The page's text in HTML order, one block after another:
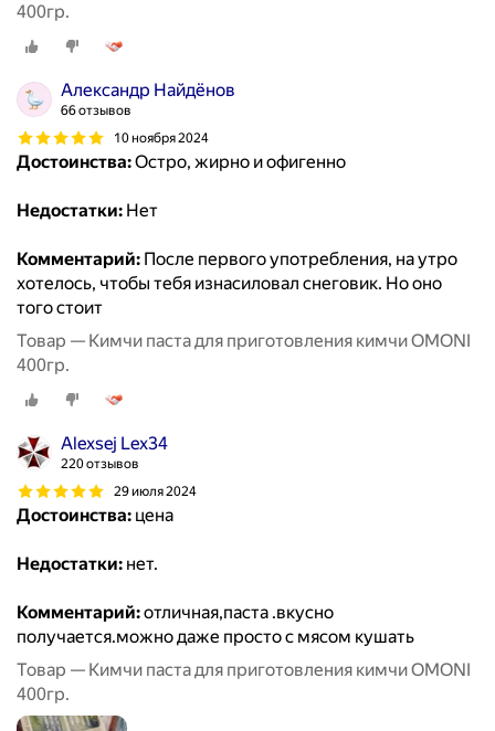
400гр.
Александр Найдёнов
66 отзывов
10 ноября 2024
Достоинства:Остро, жирно и офигенно
Недостатки: Нет
Комментарий: После первого употребления, на утро
хотелось, чтобы тебя изнасиловал снеговик. Но оно
того стоит
Товар — Кимчи паста для приготовления кимчи OMONI
400гр.
Alexsej Lex34
220 отзывов
29 июля 2024
Достоинства: цена
Недостатки: нет.
Комментарий:отличная,паста .вкусно
получается.можно даже просто с мясом кушать
Товар — Кимчи паста для приготовления кимчи OMONI
400гр.